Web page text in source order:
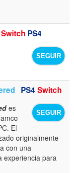
Switch PS4
SEGUIR
PS4 Switch
SEGUIR
es
El
originalmente
con una
experiencia para